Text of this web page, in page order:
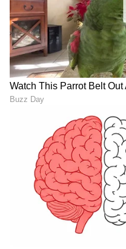
ಆ ದಿನಗಳ ನೆನೆದ ನಟ
ಈ ಬಗ್ಗೆ ಮಾತನಾಡಿದ
ಒಂದು ಸನ್ನಿವೇಶ ಬಂದಿತ್ತು.
ದೇವರು ಕಷ್ಟ
ಮಾಡಿಬಿಡಲಿ ಎಂದು. ಆದರೆ
ನನಗಂತೂ ಆಗಲಿಲ್ಲ.
ನೆರವಾಗಲಿ ಎಂದುಕೊಂಡೆ.
ಆಗಿದ್ದೇನೆ. ಆದರೆ ಇವರ
ಎಲ್ಲವೂ ಗೌಣವಾಗುತ್ತದೆ
LATEST VIDEOS